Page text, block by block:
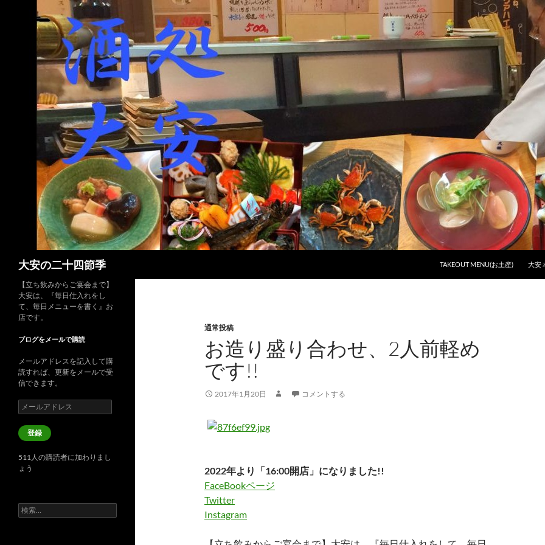
大安の二十四節季
TAKEOUT MENU(お土産)
大安
通常投稿
お造り盛り合わせ、2人前軽め
です!!
2017年1月20日 コメントする
2022年より「16:00開店」になりました!!
FaceBookページ
Twitter
Instagram
【立ち飲みからご宴会まで】
大安は、『毎日仕入れをし
て、毎日メニューを書く』お
店です。
ブログをメールで購読
メールアドレスを記入して購
読すれば、更新をメールで受
信できます。
メ
ー
ル
ア
レ
ス
登録
511人の購読者に加わりまし
ょう
検
索: